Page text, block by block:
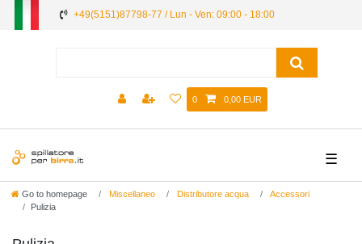
+49(5151)87798-77 / Lun - Ven: 09:00 - 18:00
0 0,00 EUR
☰
Go to homepage Miscellaneo Distributore acqua
Accessori
Pulizia